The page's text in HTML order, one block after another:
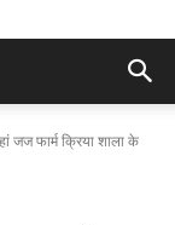
जज फार्म क्रिया शाला के